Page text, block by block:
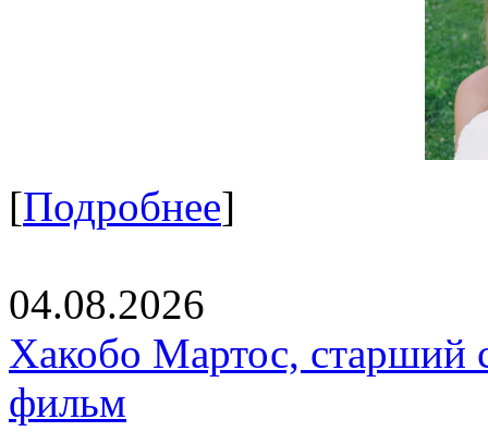
[Подробнее]
04.08.2026
Хакобо Мартос, старший
фильм